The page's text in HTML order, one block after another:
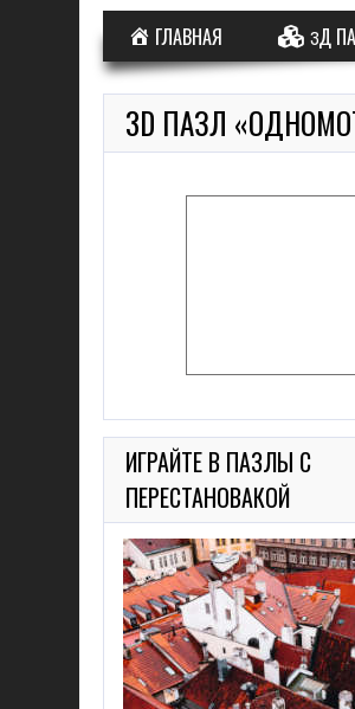
ГЛАВНАЯ 3Д
3D ПАЗЛ
ИГРАЙТЕ В ПАЗЛЫ С
ПЕРЕСТАНОВАКОЙ